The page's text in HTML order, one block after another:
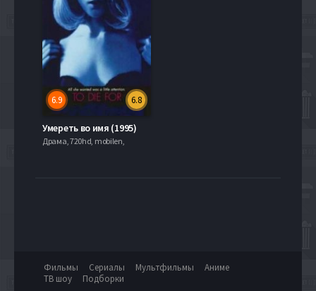
6.8
6.9
Умереть во имя (1995)
Драма, 720hd, mobilen,
Фильмы Сериалы Мультфильмы
Аниме
ТВ шоу
Подборки